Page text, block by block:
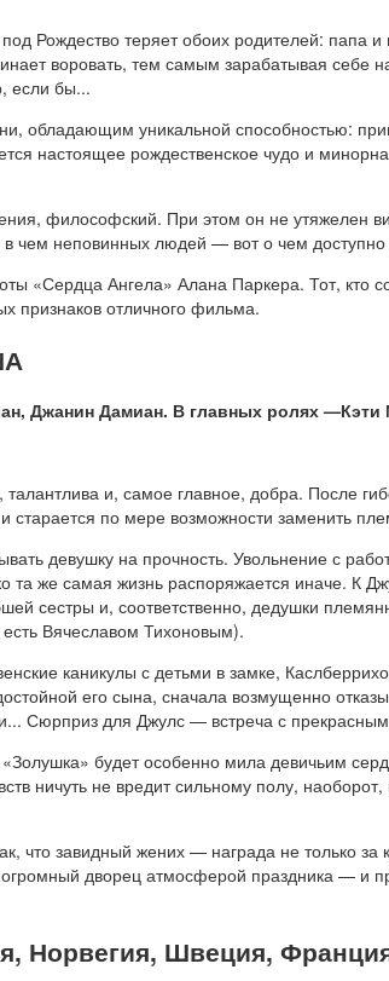
Рождество теряет обоих родителей: папа
воровать, тем самым зарабатывая себе
если бы...
обладающим уникальной способностью:
настоящее рождественское чудо и
философский. При этом он не утяжелен
чем неповинных людей — вот о чем доступно
«Сердца Ангела» Алана Паркера. Тот, кто
признаков отличного фильма.
Джанин Дамиан. В главных ролях
и, самое главное, добра. После
по мере возможности заменить
девушку на прочность. Увольнение с
та же самая жизнь распоряжается иначе. К
сестры и, соответственно, дедушки
Вячеславом Тихоновым).
каникулы с детьми в замке,
его сына, сначала возмущенно
Сюрприз для Джулс — встреча с
будет особенно мила девичьим
ничуть не вредит сильному полу,
что завидный жених — награда не только
дворец атмосферой праздника — и
Норвегия, Швеция,